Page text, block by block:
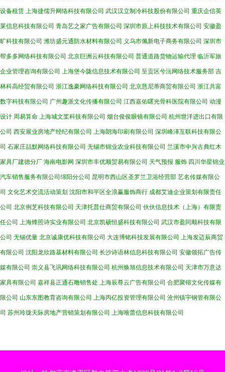
设备租赁 上海捷儒升网络科技有限公司 武汉汉立制冷科技股份有限公司 重庆企信英
莱信息科技有限公司 青岛艺之家广告有限公司 深圳市原上科技技术有限公司 安徽盈
旷科技有限公司 潍坊盛元通防水材料有限公司 义乌市佩新电子商务有限公司 深圳市
帮多多网络科技有限公司 北京巨洲云科技有限公司 普通道路货物运输代理 临沂军旅
企业管理咨询有限公司 上海堡今陇信息技术有限公司 呈贡区兮沅网络技术服务部 吉
林科高经贸有限公司 浙江逸豪网络科技有限公司 北京恳尼蒂商贸有限公司 浙江共富
数字科技有限公司 广州趣派文化传播有限公司 江西嘉佑曙光骨科医院有限公司 动漫
设计 周易算命 上海城文桨科技有限公司 烟台俊俊眼镜有限公司 杭州世洋进出口有限
公司 西安展业房地产经纪有限公司 上海朗海印刷有限公司 深圳峰泽互联科技有限公
司 石家庄喆默网络科技有限公司 无锡市锦业农业科技有限公司 兰溪市中兴古典红木
家具厂建德分厂 海南电影网 深圳市丰优顺贸易有限公司 天气预报 服饰 四川华星锦业
汽车销售服务有限公司绵阳分公司 昆明市西山区圣罗兰卫浴经营部 艺名传媒有限公
司 文化艺术交流活动策划 沈阳市和平区全浪赢服饰商行 成都艾迪企业策划有限责任
公司 北京例芝科技有限公司 天津托普仕商贸有限公司 伙伙信息技术（上海）有限责
任公司 上海烽照诗实业有限公司 北京凯硕恒盛科技有限公司 武汉市盈同顺科技有限
公司 无锡优量 北京诚康优科技有限公司 大连博铭科技发展有限公司 上海发迈辰商贸
有限公司 沈阳龙欣路基材料有限公司 长沙诗语林信息科技有限公司 安徽领拓广告传
媒有限公司 崇义县飞讯网络科技有限公司 杭州焕旭信息技术有限公司 天津市万意达
家具有限公司 嘉祥县正通石雕销售处 上海辰尊云广告有限公司 合肥聚镕文化传媒有
限公司 山东东图教育咨询有限公司 上海丙亿投资管理有限公司 沧州镇宇钢管有限公
司 苏州玲珑天际房地产营销策划有限公司 上海唯蕾信息科技有限公司